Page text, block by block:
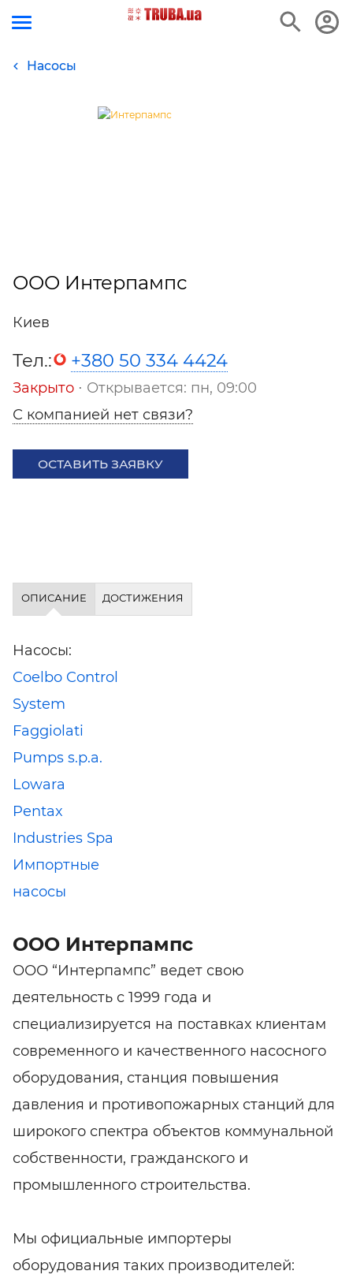
Насосы
ООО Интерпампс
Киев
Тел.: +380 50 334 4424
Закрыто ⋅ Открывается: пн, 09:00
С компанией нет связи?
ОСТАВИТЬ ЗАЯВКУ
ОПИСАНИЕ ДОСТИЖЕНИЯ
Насосы:
Coelbo Control
System
Faggiolati
Pumps s.p.a.
Lowara
Pentax
Industries Spa
Импортные
насосы
ООО Интерпампс
ООО “Интерпампс” ведет свою
деятельность с 1999 года и
специализируется на поставках клиентам
современного и качественного насосного
оборудования, станция повышения
давления и противопожарных станций для
широкого спектра объектов коммунальной
собственности, гражданского и
промышленного строительства.
Мы официальные импортеры
оборудования таких производителей: